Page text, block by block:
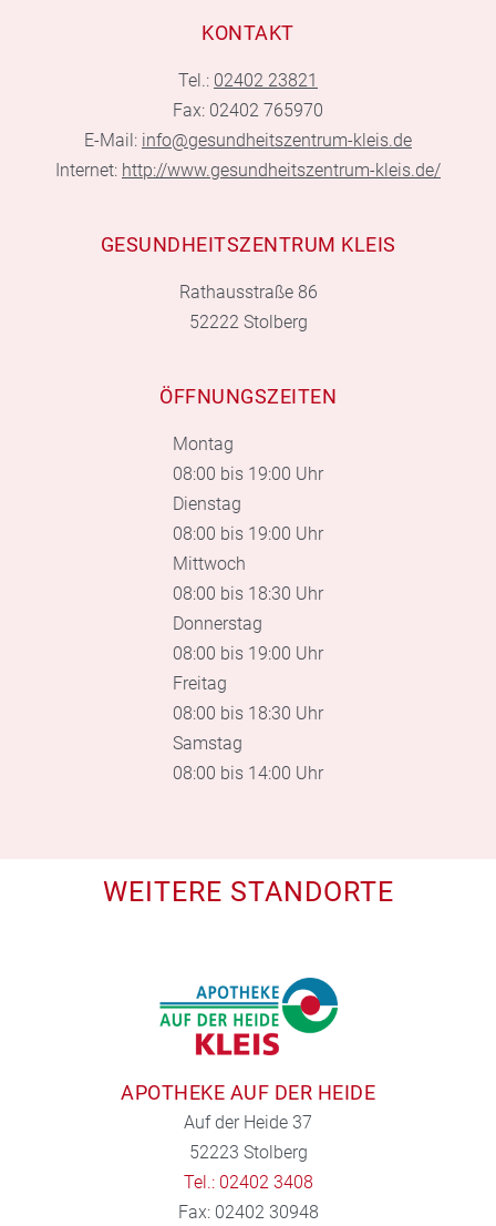
KONTAKT
Tel.: 02402 23821
Fax: 02402 765970
E-Mail: info@gesundheitszentrum-kleis.de
Internet: http://www.gesundheitszentrum-kleis.de/
GESUNDHEITSZENTRUM KLEIS
Rathausstraße 86
52222 Stolberg
ÖFFNUNGSZEITEN
Montag
08:00 bis 19:00 Uhr
Dienstag
08:00 bis 19:00 Uhr
Mittwoch
08:00 bis 18:30 Uhr
Donnerstag
08:00 bis 19:00 Uhr
Freitag
08:00 bis 18:30 Uhr
Samstag
08:00 bis 14:00 Uhr
WEITERE STANDORTE
APOTHEKE AUF DER HEIDE
Auf der Heide 37
52223 Stolberg
Tel.: 02402 3408
Fax: 02402 30948